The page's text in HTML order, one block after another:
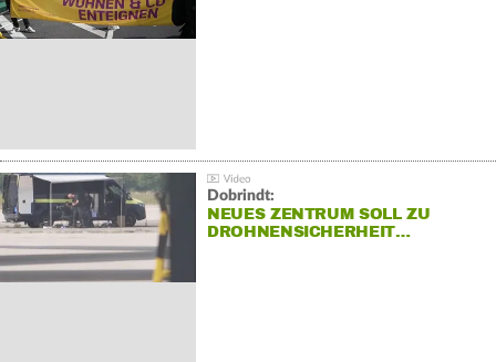
Dobrindt:
NEUES ZENTRUM SOLL ZU
DROHNENSICHERHEIT…